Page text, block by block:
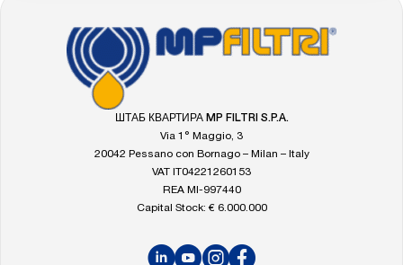
FOOTER
Перейти
на
главную
страницу
ШТАБ КВАРТИРА MP FILTRI S.P.A.
Via 1° Maggio, 3
20042 Pessano con Bornago – Milan – Italy
VAT IT04221260153
REA MI-997440
Capital Stock: € 6.000.000